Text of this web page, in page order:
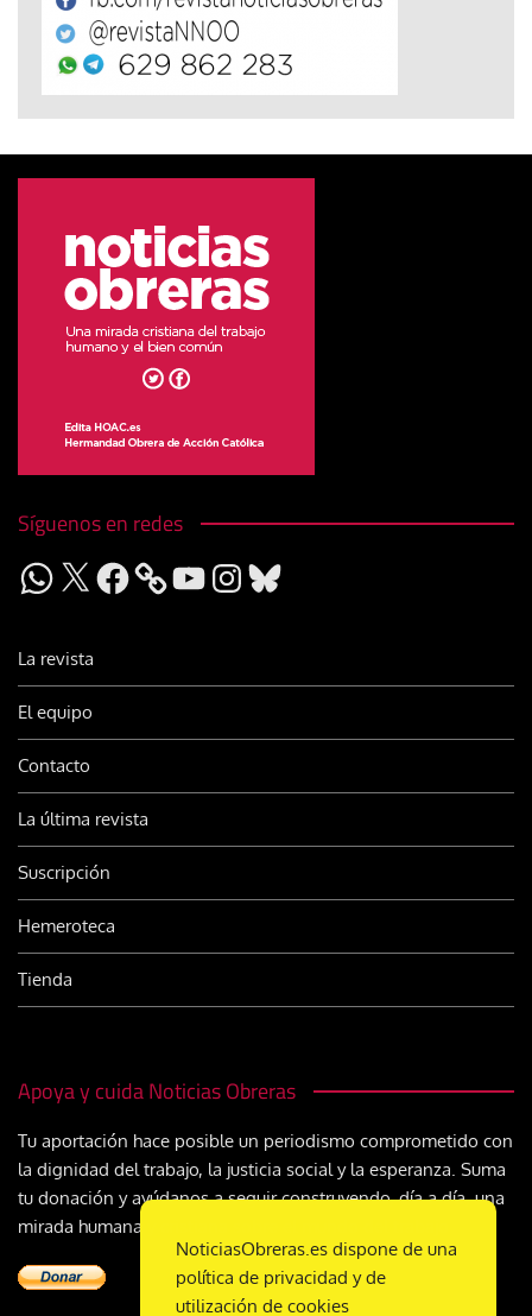
Síguenos en redes
WhatsApp
X Facebook YouTubeInstagram
Bluesky
La revista
El equipo
Contacto
La última revista
Suscripción
Hemeroteca
Tienda
Apoya y cuida Noticias Obreras
Tu aportación hace posible un periodismo comprometido con
la dignidad del trabajo, la justicia social y la esperanza. Suma
tu donación y ayúdanos a seguir construyendo, día a día, una
mirada humana y cristiana sobre el mundo del trabajo
NoticiasObreras.es dispone de una
política de privacidad y de
utilización de cookies